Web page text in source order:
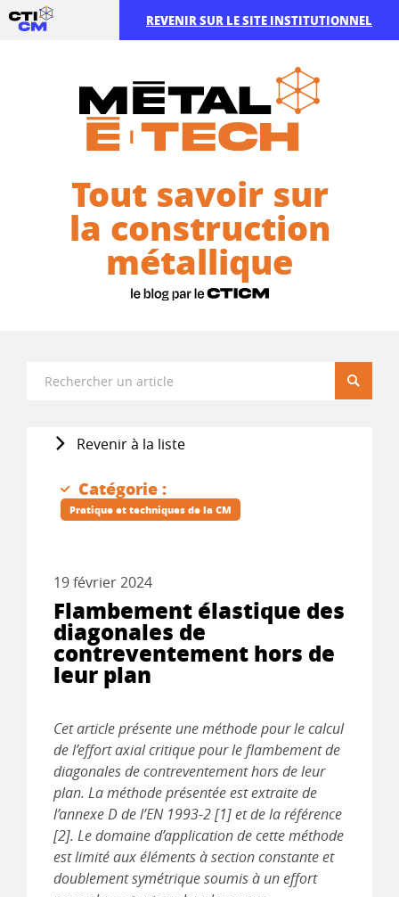
Tout savoir sur
la construction
métallique
REVENIR SUR LE SITE INSTITUTIONNEL
Revenir à la liste
Catégorie :
Pratique et techniques de la CM
19 février 2024
Flambement élastique des
diagonales de
contreventement hors de
leur plan
Cet article présente une méthode pour le calcul
de l’effort axial critique pour le flambement de
diagonales de contreventement hors de leur
plan. La méthode présentée est extraite de
l’annexe D de l’EN 1993-2 [1] et de la référence
[2]. Le domaine d’application de cette méthode
est limité aux éléments à section constante et
doublement symétrique soumis à un effort